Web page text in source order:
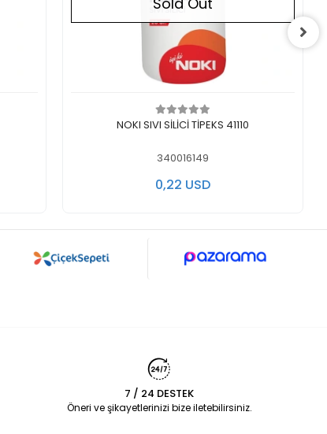
Out of stock
NOKI SIVI SİLİCİ TİPEKS 41110
340016149
0,22 USD
7 / 24 DESTEK
Öneri ve şikayetlerinizi bize iletebilirsiniz.